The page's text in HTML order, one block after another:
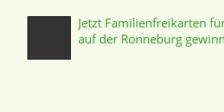
Jetzt Familienfreikarten
auf der Ronneburg